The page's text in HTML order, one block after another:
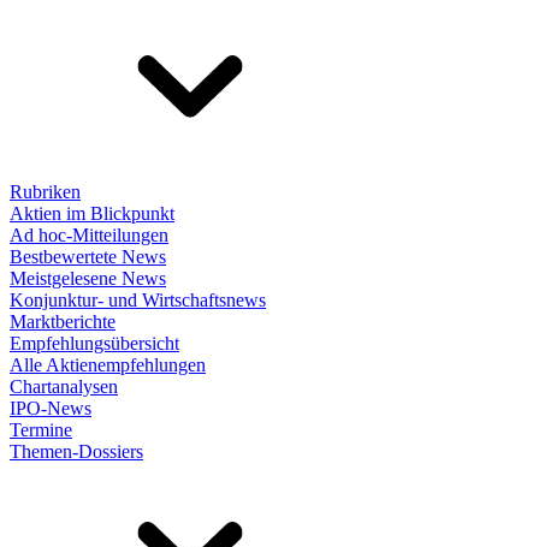
Rubriken
Aktien im Blickpunkt
Ad hoc-Mitteilungen
Bestbewertete News
Meistgelesene News
Konjunktur- und Wirtschaftsnews
Marktberichte
Empfehlungsübersicht
Alle Aktienempfehlungen
Chartanalysen
IPO-News
Termine
Themen-Dossiers